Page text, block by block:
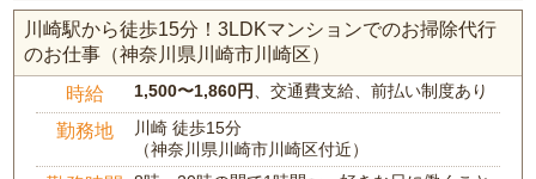
川崎駅から徒歩15分！3LDKマンションでのお掃除代行
のお仕事（神奈川県川崎市川崎区）
時給 1,500〜1,860円 、交通費支給、前払い制度あり
勤務地
川崎 徒歩15分
（神奈川県川崎市川崎区付近）